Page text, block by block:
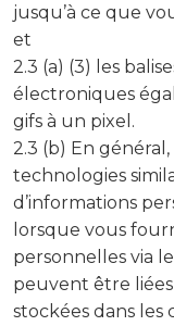
jusqu’à ce que
et
2.3 (a) (3) les
électroniques
gifs à un pixel.
2.3 (b) En
technologies
d’informations
lorsque vous
personnelles via
peuvent être
stockées dans les